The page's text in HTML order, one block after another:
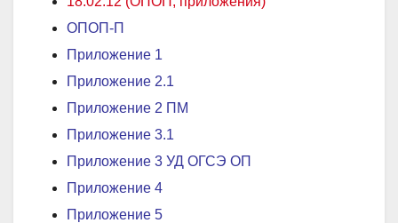
ОПОП-П
Приложение 1
Приложение 2.1
Приложение 2 ПМ
Приложение 3.1
Приложение 3 УД ОГСЭ ОП
Приложение 4
Приложение 5